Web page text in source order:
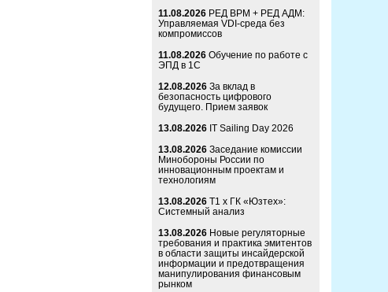
11.08.2026 РЕД ВРМ + РЕД АДМ:
Управляемая VDI-среда без
компромиссов
11.08.2026 Обучение по работе с
ЭПД в 1С
12.08.2026 За вклад в
безопасность цифрового
будущего. Прием заявок
13.08.2026 IT Sailing Day 2026
13.08.2026 Заседание комиссии
Минобороны России по
инновационным проектам и
технологиям
13.08.2026 Т1 x ГК «Юзтех»:
Системный анализ
13.08.2026 Новые регуляторные
требования и практика эмитентов
в области защиты инсайдерской
информации и предотвращения
манипулирования финансовым
рынком